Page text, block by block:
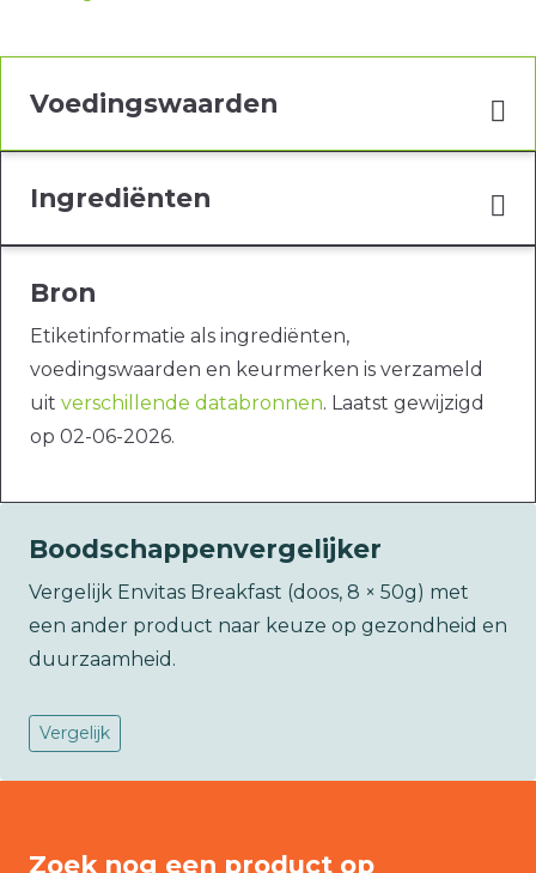
Voedingswaarden
Ingrediënten
Bron
Etiketinformatie als ingrediënten,
voedingswaarden en keurmerken is verzameld
uit verschillende databronnen. Laatst gewijzigd
op 02-06-2026.
Boodschappenvergelijker
Vergelijk Envitas Breakfast (doos, 8 × 50g) met
een ander product naar keuze op gezondheid en
duurzaamheid.
Vergelijk
Zoek nog een product op